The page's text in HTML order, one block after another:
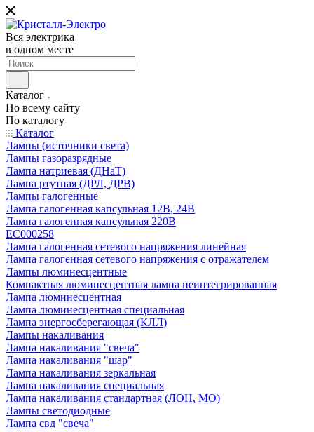
Вся электрика
в одном месте
Каталог
По всему сайту
По каталогу
Каталог
Лампы (источники света)
Лампы газоразрядные
Лампа натриевая (ДНаТ)
Лампа ртутная (ДРЛ, ДРВ)
Лампы галогенные
Лампа галогенная капсульная 12В, 24В
Лампа галогенная капсульная 220В
EC000258
Лампа галогенная сетевого напряжения линейная
Лампа галогенная сетевого напряжения с отражателем
Лампы люминесцентные
Компактная люминесцентная лампа неинтегрированная
Лампа люминесцентная
Лампа люминесцентная специальная
Лампа энергосберегающая (КЛЛ)
Лампы накаливания
Лампа накаливания "свеча"
Лампа накаливания "шар"
Лампа накаливания зеркальная
Лампа накаливания специальная
Лампа накаливания стандартная (ЛОН, МО)
Лампы светодиодные
Лампа свд "свеча"